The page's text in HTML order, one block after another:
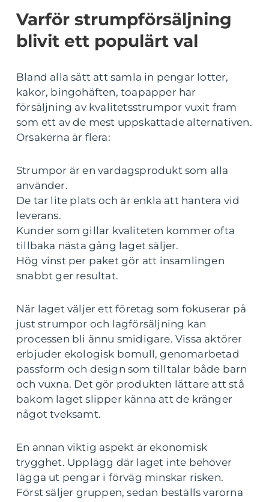
Varför strumpförsäljning
blivit ett populärt val
Bland alla sätt att samla in pengar lotter,
kakor, bingohäften, toapapper har
försäljning av kvalitetsstrumpor vuxit fram
som ett av de mest uppskattade alternativen.
Orsakerna är flera:
Strumpor är en vardagsprodukt som alla
använder.
De tar lite plats och är enkla att hantera vid
leverans.
Kunder som gillar kvaliteten kommer ofta
tillbaka nästa gång laget säljer.
Hög vinst per paket gör att insamlingen
snabbt ger resultat.
När laget väljer ett företag som fokuserar på
just strumpor och lagförsäljning kan
processen bli ännu smidigare. Vissa aktörer
erbjuder ekologisk bomull, genomarbetad
passform och design som tilltalar både barn
och vuxna. Det gör produkten lättare att stå
bakom laget slipper känna att de kränger
något tveksamt.
En annan viktig aspekt är ekonomisk
trygghet. Upplägg där laget inte behöver
lägga ut pengar i förväg minskar risken.
Först säljer gruppen, sedan beställs varorna